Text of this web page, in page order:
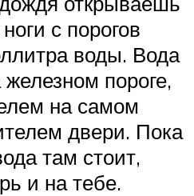
с порогов
воды. Вода
пороге,
на самом
двери. Пока
там стоит,
и на тебе.